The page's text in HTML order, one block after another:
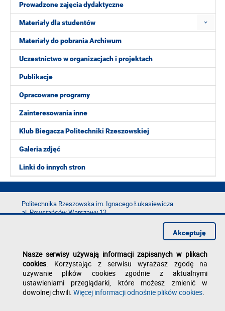
Prowadzone zajęcia dydaktyczne
Materiały dla studentów
Materiały do pobrania Archiwum
Uczestnictwo w organizacjach i projektach
Publikacje
Opracowane programy
Zainteresowania inne
Klub Biegacza Politechniki Rzeszowskiej
Galeria zdjęć
Linki do innych stron
Politechnika Rzeszowska im. Ignacego Łukasiewicza
al. Powstańców Warszawy 12
e-mail:kancelaria@prz.edu.pl
Deklaracja dostępności
Polityka prywatności
Zgłoś błąd na stronie
Nasze serwisy używają informacji zapisanych w plikach
cookies. Korzystając z serwisu wyrażasz zgodę na
używanie plików cookies zgodnie z aktualnymi
ustawieniami przeglądarki, które możesz zmienić w
dowolnej chwili. Więcej informacji odnośnie plików cookies.
Akceptuję